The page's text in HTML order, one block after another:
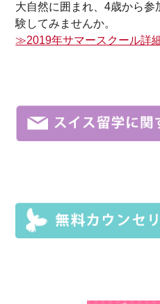
大自然に囲まれ、4歳から
験してみませんか。
≫2019年サマースクール詳